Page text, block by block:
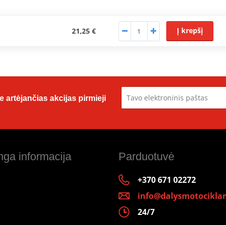
21,25 € Į krepšį
artėjančias akcijas pirmieji
informacija Parduotuvė
+370 671 02272
24/7